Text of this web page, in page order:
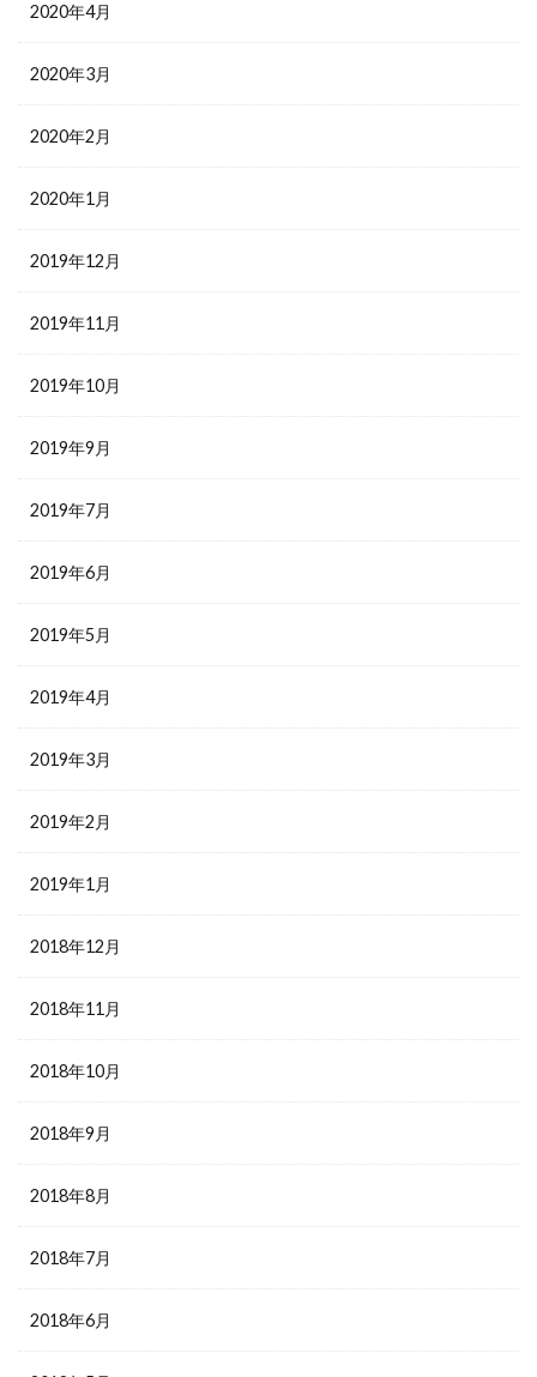
2020年4月
2020年3月
2020年2月
2020年1月
2019年12月
2019年11月
2019年10月
2019年9月
2019年7月
2019年6月
2019年5月
2019年4月
2019年3月
2019年2月
2019年1月
2018年12月
2018年11月
2018年10月
2018年9月
2018年8月
2018年7月
2018年6月